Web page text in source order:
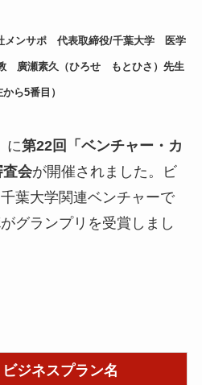
メンサポ 代表取締役/千葉大学 医学
廣瀬素久（ひろせ もとひさ）先生
から5番目）
に第22回「ベンチャー・カ
査会が開催されました。ビ
葉大学関連ベンチャーで
がグランプリを受賞しまし
ビジネスプラン名